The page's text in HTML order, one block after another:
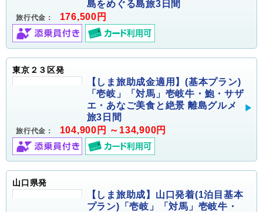
島をめぐる島旅3日間
旅行代金： 176,500円
東京２３区発
【しま旅助成金適用】(基本プラン)
「壱岐」「対馬」壱岐牛・鮑・サザ
エ・あなご美食と絶景 離島グルメ
旅3日間
旅行代金： 104,900円 ～134,900円
山口県発
【しま旅助成】山口発着(1泊目基本
プラン)「壱岐」「対馬」壱岐牛・